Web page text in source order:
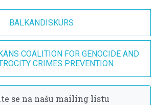
BALKANDISKURS
COALITION FOR GENOCIDE AND
CRIMES PREVENTION
se na našu mailing listu